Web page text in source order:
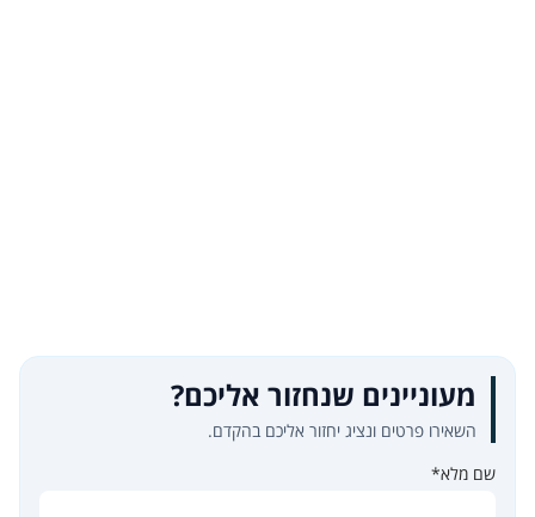
מעוניינים שנחזור אליכם?
השאירו פרטים ונציג יחזור אליכם בהקדם.
שם מלא*